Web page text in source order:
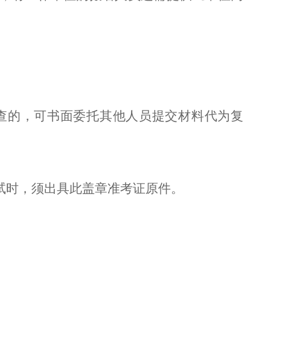
，可书面委托其他人员提交材料代为复
，须出具此盖章准考证原件。